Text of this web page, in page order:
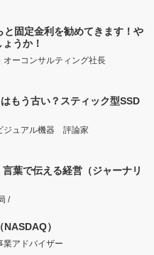
と固定金利を勧めてきます！や
うか！
オーコンサルティング社長
もう古い？スティック型SSD
ジュアル機器 評論家
葉で伝える経営（ジャーナリ
/
）
業アドバイザー